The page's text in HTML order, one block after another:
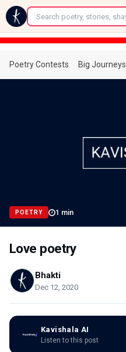
←
Poetry Contests Big Journeys
POETRY 1 min
Love poetry
Bhakti
Dec 12, 2020
Kavishala AI
Listen to this post